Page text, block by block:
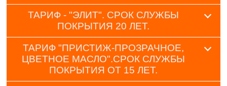
ТАРИФ - "ЭЛИТ". СРОК СЛУЖБЫ
ПОКРЫТИЯ 20 ЛЕТ.
ТАРИФ "ПРИСТИЖ-ПРОЗРАЧНОЕ,
ЦВЕТНОЕ МАСЛО".СРОК СЛУЖБЫ
ПОКРЫТИЯ ОТ 15 ЛЕТ.